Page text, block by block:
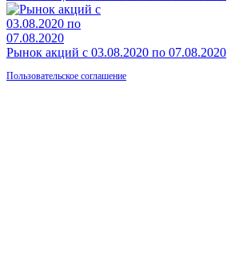
Рынок акций с 03.08.2020 по 07.08.2020
Пользовательское соглашение